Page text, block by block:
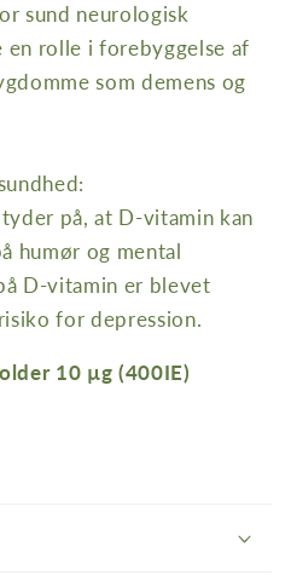
sund neurologisk
rolle i forebyggelse af
som demens og
på, at D-vitamin kan
humør og mental
D-vitamin er blevet
for depression.
10 µg (400IE)